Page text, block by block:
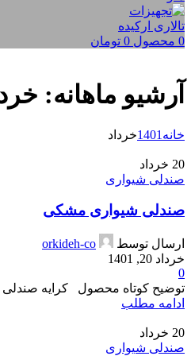
0 محصول 0 تومان
آرشیو ماهانه: خرداد
خانه 1401خرداد
20 خرداد
صندلی شیواری
صندلی شیواری مشکی
ارسال توسط
orkideh-co
خرداد 20, 1401
0
توضیح کوتاه محصول کرایه
ادامه مطلب
20 خرداد
صندلی شیواری